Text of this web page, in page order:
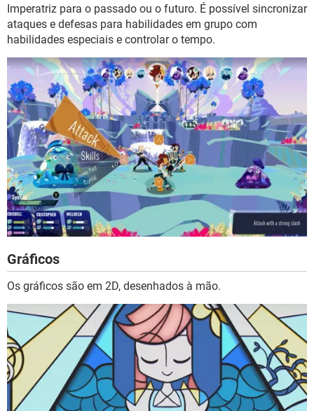
Imperatriz para o passado ou o futuro. É possível sincronizar
ataques e defesas para habilidades em grupo com
habilidades especiais e controlar o tempo.
Gráficos
Os gráficos são em 2D, desenhados à mão.